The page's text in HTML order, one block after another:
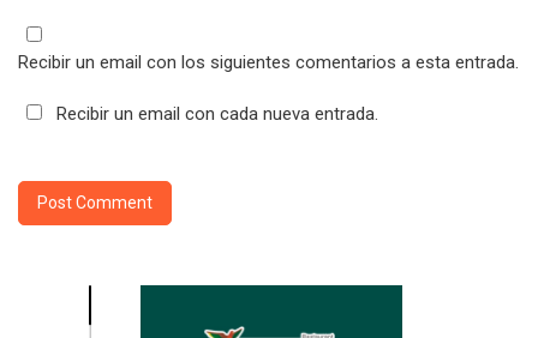
Recibir un email con los siguientes comentarios a esta entrada.
Recibir un email con cada nueva entrada.